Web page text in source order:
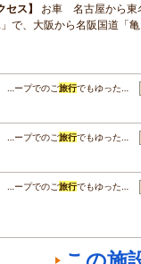
セス
お車 名古屋から東
で、大阪から名阪国道「
…ープでのご旅行でもゆった…
…ープでのご旅行でもゆった…
…ープでのご旅行でもゆった…